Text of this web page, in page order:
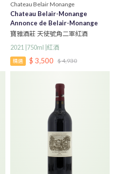
Chateau Belair Monange
Chateau Belair-Monange
Annonce de Belair-Monange
2021
寶雅酒莊 天使號角二軍紅酒
2021 |750ml |紅酒
精選 $ 3,500 $ 4,930